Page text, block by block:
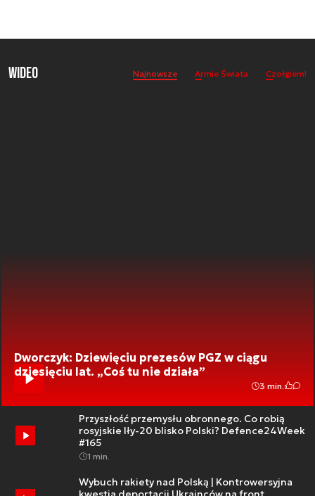
Wideo Najnowsze Armie Świata Czołgiem!
Dworczyk: Dziewięciu prezesów PGZ w ciągu
dziesięciu lat. „Coś tu nie działa”
3 min.
Przyszłość przemysłu obronnego. Co robią
rosyjskie Iły-20 blisko Polski? Defence24Week
#165
1 min.
Wybuch rakiety nad Polską | Kontrowersyjna